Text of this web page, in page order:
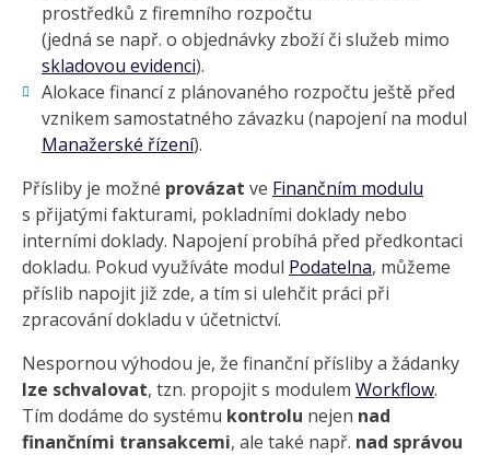
prostředků z firemního rozpočtu
(jedná se např. o objednávky zboží či služeb mimo
skladovou evidenci).
Alokace financí z plánovaného rozpočtu ještě před
vznikem samostatného závazku (napojení na modul
Manažerské řízení).
Přísliby je možné provázat ve Finančním modulu
s přijatými fakturami, pokladními doklady nebo
interními doklady. Napojení probíhá před předkontaci
dokladu. Pokud využíváte modul Podatelna, můžeme
příslib napojit již zde, a tím si ulehčit práci při
zpracování dokladu v účetnictví.
Nespornou výhodou je, že finanční přísliby a žádanky
lze schvalovat, tzn. propojit s modulem Workflow.
Tím dodáme do systému kontrolu nejen nad
finančními transakcemi, ale také např. nad správou